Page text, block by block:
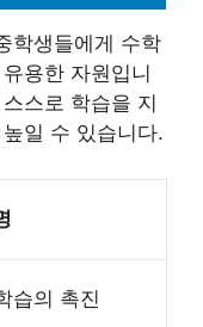
학생들에게 수학
용한 자원입니
스로 학습을 지
일 수 있습니다.
습의 촉진